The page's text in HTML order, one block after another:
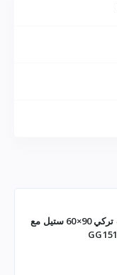
بوتجاز بيكو 5 شعلات تركي 90×60 ستيل مع